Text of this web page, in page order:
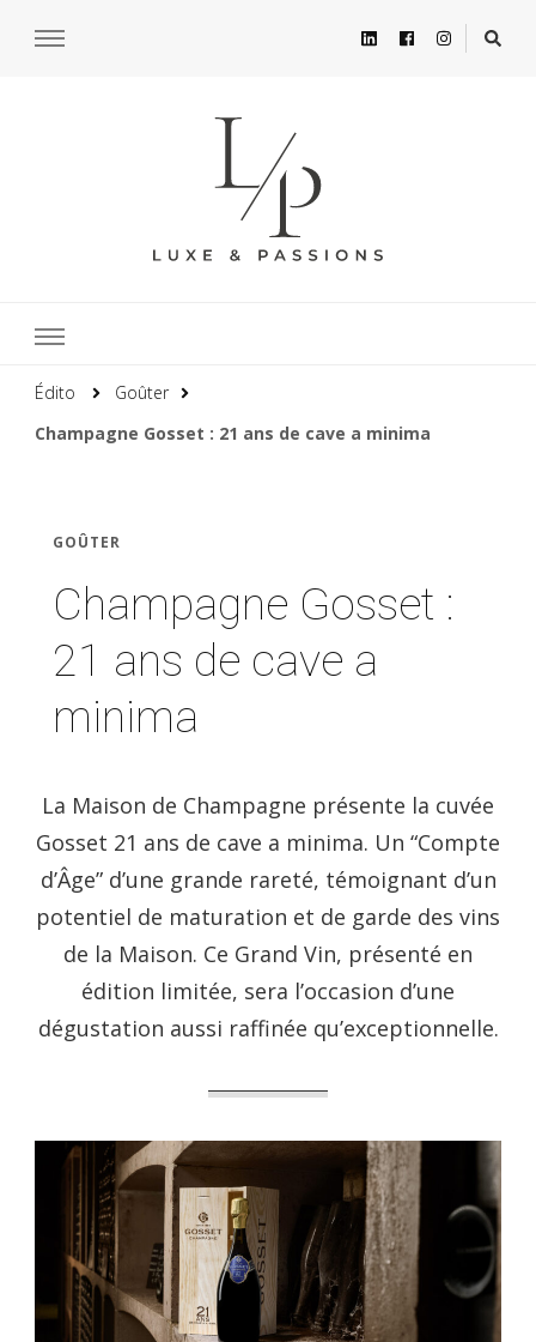
Édito
Goûter
Champagne Gosset : 21 ans de cave a minima
GOÛTER
Champagne Gosset :
21 ans de cave a
minima
La Maison de Champagne présente la cuvée
Gosset 21 ans de cave a minima. Un “Compte
d’Âge” d’une grande rareté, témoignant d’un
potentiel de maturation et de garde des vins
de la Maison. Ce Grand Vin, présenté en
édition limitée, sera l’occasion d’une
dégustation aussi raffinée qu’exceptionnelle.